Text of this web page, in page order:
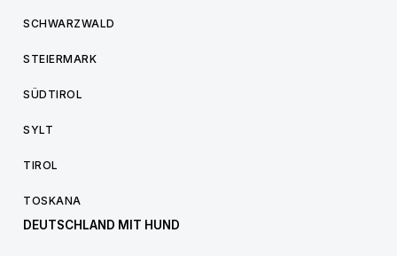
SCHWARZWALD
STEIERMARK
SÜDTIROL
SYLT
TIROL
TOSKANA
DEUTSCHLAND MIT HUND